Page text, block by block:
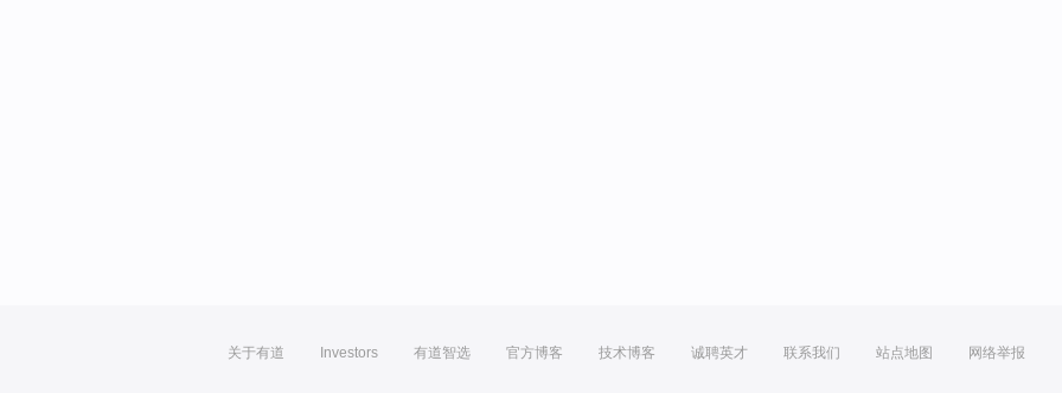
关于有道 Investors 有道智选 官方博客 技术博客 诚聘英才 联系我们 站点地图 网络举报